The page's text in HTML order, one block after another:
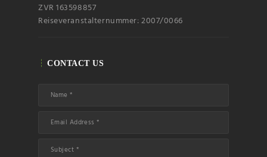
ZVR 163598857
Reiseveranstalternummer: 2007/0066
CONTACT US